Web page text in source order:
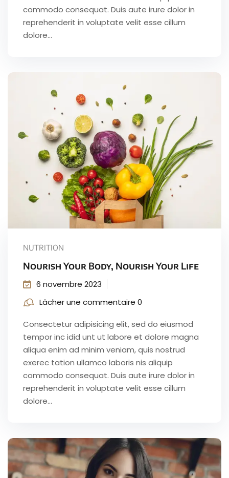
commodo consequat. Duis aute irure dolor in
reprehenderit in voluptate velit esse cillum
dolore...
NUTRITION
Nourish Your Body, Nourish Your Life
6 novembre 2023
Lâcher une commentaire 0
Consectetur adipisicing elit, sed do eiusmod
tempor inc idid unt ut labore et dolore magna
aliqua enim ad minim veniam, quis nostrud
exerec tation ullamco laboris nis aliquip
commodo consequat. Duis aute irure dolor in
reprehenderit in voluptate velit esse cillum
dolore...